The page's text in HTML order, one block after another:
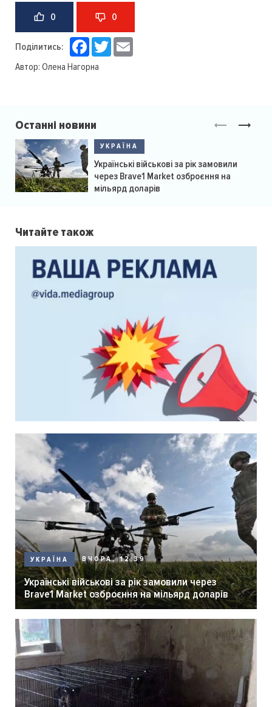
0 0
Поділитись: Facebook
Twitter
Автор: Олена Нагорна
Останні новини
УКРАЇНА
Українські військові за рік замовили
через Brave1 Market озброєння на
мільярд доларів
Читайте також
УКРАЇНА ВЧОРА, 12:39
Українські військові за рік замовили через
Brave1 Market озброєння на мільярд доларів